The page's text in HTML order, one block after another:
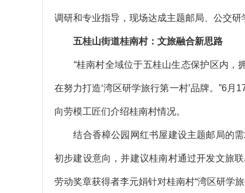
调研和专业指导，现场达成主题邮局、公交研
五桂山街道桂南村：文旅融合新思路
“桂南村全域位于五桂山生态保护区内，拥
在努力打造‘湾区研学旅行第一村’品牌。”6
向劳模工匠们介绍桂南村情况。
结合香樟公园网红书屋建设主题邮局的需
初步建设意向，并建议桂南村通过开发文旅
劳动奖章获得者李元娟针对桂南村“湾区研学